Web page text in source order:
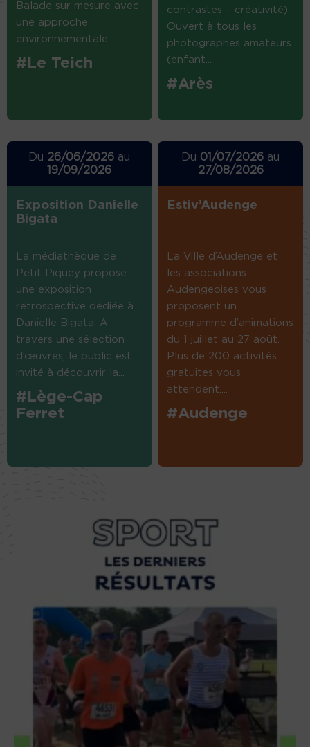
Balade sur mesure avec
une approche
environnementale....
#Le Teich
contrastes – créativité)
Ouvert à tous les
photographes amateurs
(enfant...
#Arès
Du 26/06/2026 au
19/09/2026
Exposition Danielle
Bigata
La médiathèque de
Petit Piquey propose
une exposition
rétrospective dédiée à
Danielle Bigata. A
travers une sélection
d’œuvres, le public est
invité à découvrir la...
#Lège-Cap
Ferret
Du 01/07/2026 au
27/08/2026
Estiv’Audenge
La Ville d’Audenge et
les associations
Audengeoises vous
proposent un
programme d’animations
du 1 juillet au 27 août.
Plus de 200 activités
gratuites vous
attendent....
#Audenge